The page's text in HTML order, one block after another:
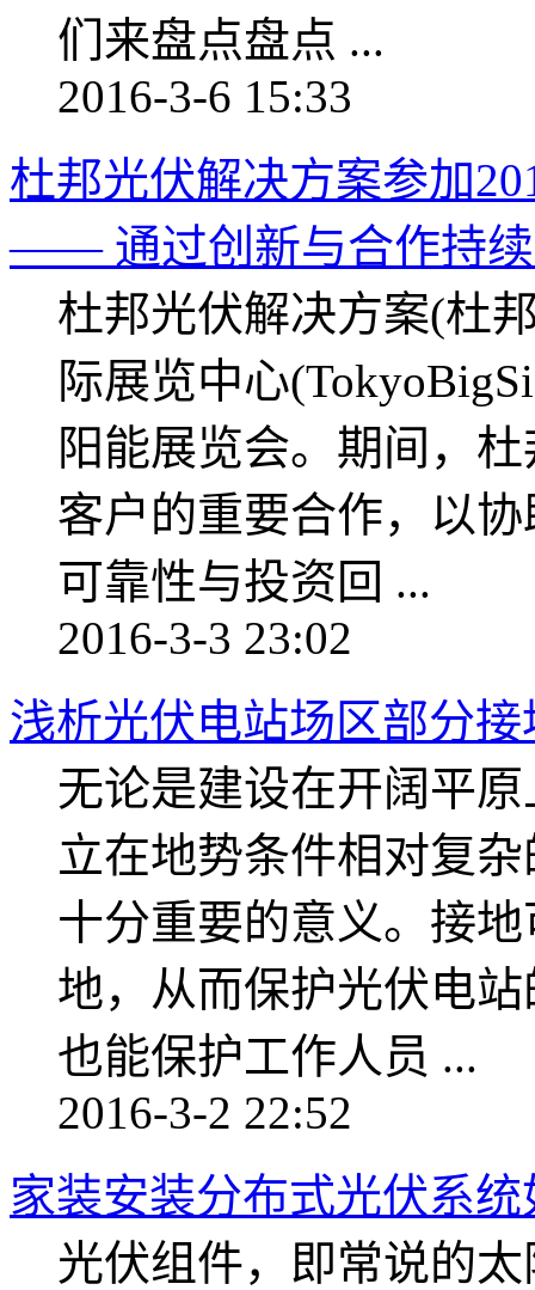
们来盘点盘点 ...
2016-3-6 15:33
杜邦光伏解决方案参加
—— 通过创新与合作持续
杜邦光伏解决方案(杜
际展览中心
阳能展览会。期间，
客户的重要合作，以
可靠性与投资回 ...
2016-3-3 23:02
浅析光伏电站场区部分接
无论是建设在开阔平
立在地势条件相对复
十分重要的意义。接
地，从而保护光伏电
也能保护工作人员 ...
2016-3-2 22:52
家装安装分布式光伏系
光伏组件，即常说的